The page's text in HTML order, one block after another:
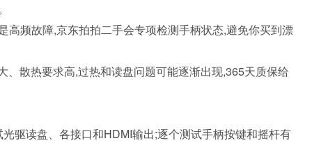
频故障,京东拍拍二手会专项检测手柄状态,避免你买到漂
散热要求高,过热和读盘问题可能逐渐出现,365天质保给
驱读盘、各接口和HDMI输出;逐个测试手柄按键和摇杆有